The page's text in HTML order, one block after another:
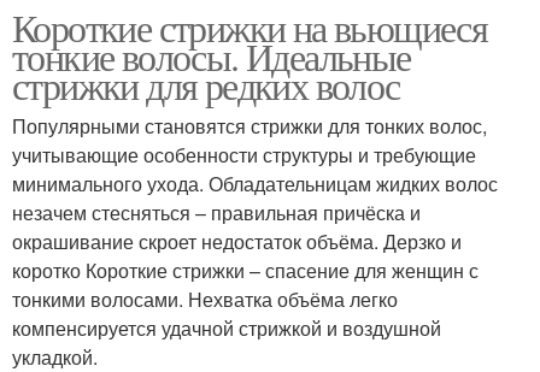
Короткие стрижки на вьющиеся
тонкие волосы. Идеальные
стрижки для редких волос
Популярными становятся стрижки для тонких волос,
учитывающие особенности структуры и требующие
минимального ухода. Обладательницам жидких волос
незачем стесняться – правильная причёска и
окрашивание скроет недостаток объёма. Дерзко и
коротко Короткие стрижки – спасение для женщин с
тонкими волосами. Нехватка объёма легко
компенсируется удачной стрижкой и воздушной
укладкой.